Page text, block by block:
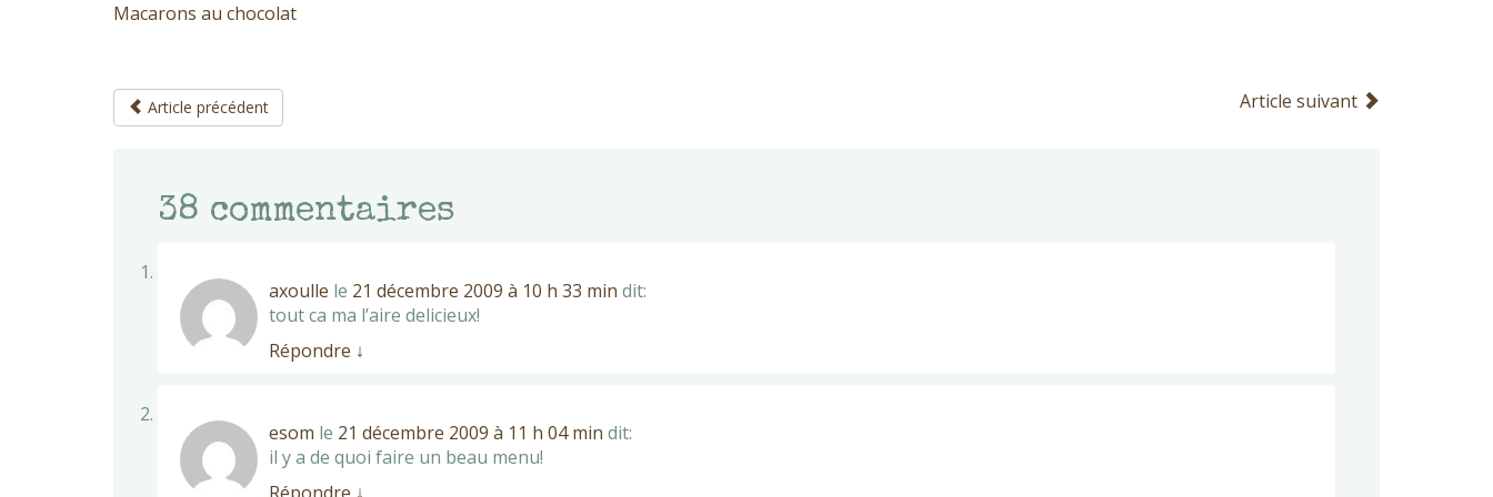
Macarons au chocolat
Article précédent Article suivant
38 commentaires
axoulle le 21 décembre 2009 à 10 h 33 min dit:
tout ca ma l’aire delicieux!
Répondre ↓
esom le 21 décembre 2009 à 11 h 04 min dit:
il y a de quoi faire un beau menu!